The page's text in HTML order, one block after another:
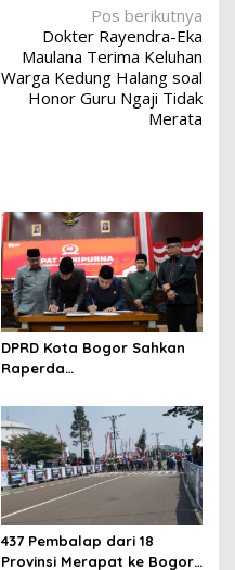
Pos berikutnya
Dokter Rayendra-Eka
Maulana Terima Keluhan
Warga Kedung Halang soal
Honor Guru Ngaji Tidak
Merata
DPRD Kota Bogor Sahkan
Raperda
2025 dalam Rapat
Paripurna
437 Pembalap dari 18
Provinsi Merapat ke Bogor,